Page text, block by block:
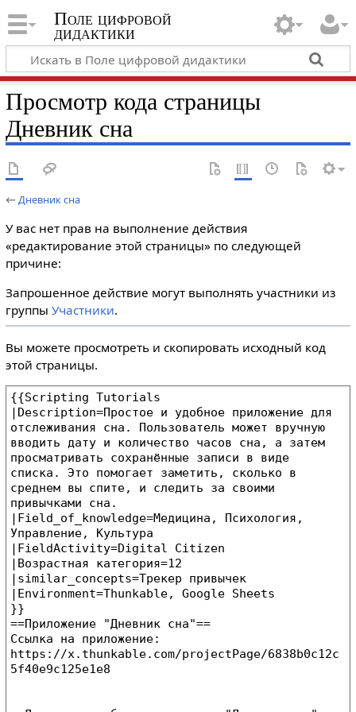
Поле цифровой
дидактики
Просмотр кода страницы
Дневник сна
←Дневник сна
У вас нет прав на выполнение действия
«редактирование этой страницы» по следующей
причине:
Запрошенное действие могут выполнять участники из
группы Участники.
Вы можете просмотреть и скопировать исходный код
этой страницы.